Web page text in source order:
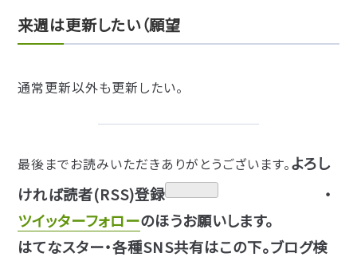
来週は更新したい（願望
通常更新以外も更新したい。
最後までお読みいただきありがとうございます。よろし
ければ読者(RSS)登録
・
ツイッターフォローのほうお願いします。
はてなスター・各種SNS共有はこの下。ブログ検